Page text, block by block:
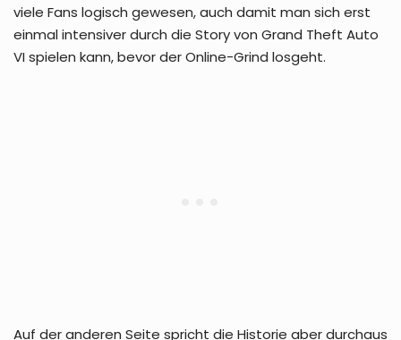
viele Fans logisch gewesen, auch damit man sich erst
einmal intensiver durch die Story von Grand Theft Auto
VI spielen kann, bevor der Online-Grind losgeht.
Auf der anderen Seite spricht die Historie aber durchaus